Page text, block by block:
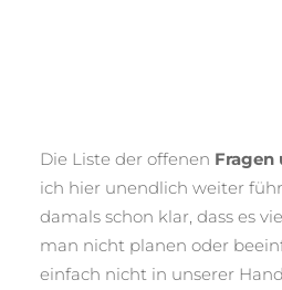
Die Liste der offenen Fragen
ich hier unendlich weiter
damals schon klar, dass es
man nicht planen oder
einfach nicht in unserer